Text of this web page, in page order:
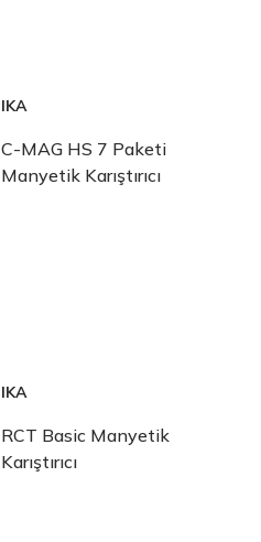
IKA
C-MAG HS 7 Paketi
Manyetik Karıştırıcı
IKA
RCT Basic Manyetik
Karıştırıcı